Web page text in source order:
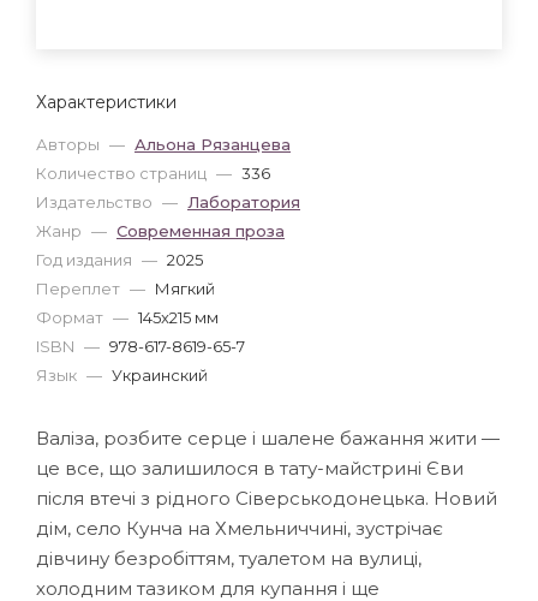
Характеристики
Авторы — Альона Рязанцева
Количество страниц — 336
Издательство — Лаборатория
Жанр — Современная проза
Год издания — 2025
Переплет — Мягкий
Формат — 145x215 мм
ISBN — 978-617-8619-65-7
Язык — Украинский
Валіза, розбите серце і шалене бажання жити —
це все, що залишилося в тату-майстрині Єви
після втечі з рідного Сіверськодонецька. Новий
дім, село Кунча на Хмельниччині, зустрічає
дівчину безробіттям, туалетом на вулиці,
холодним тазиком для купання і ще